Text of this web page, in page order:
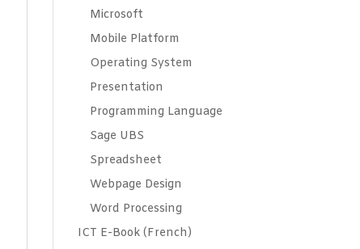
Microsoft
Mobile Platform
Operating System
Presentation
Programming Language
Sage UBS
Spreadsheet
Webpage Design
Word Processing
ICT E-Book (French)